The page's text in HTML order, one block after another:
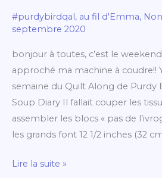
#purdybirdqal, au fil d'Emma,
septembre 2020
bonjour à toutes, c’est le
approché ma machine à coudre!!
semaine du Quilt Along de Purdy
Soup Diary Il fallait couper les
assembler les blocs « pas de
les grands font 12 1/2 inches (32
les
Quilt
Along
Lire la suite »